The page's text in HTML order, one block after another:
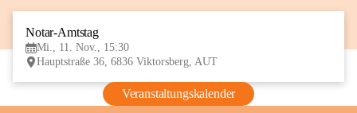
Notar-Amtstag
Mi., 11. Nov., 15:30
Hauptstraße 36, 6836 Viktorsberg, AUT
Veranstaltungskalender